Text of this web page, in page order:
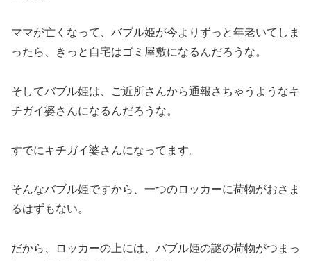
ママが亡くなって、バブル姫が今よりずっと年老いてしま
ったら、きっと自宅はゴミ屋敷になるんだろうな。
そしてバブル姫は、ご近所さんから通報さちゃうようなキ
チガイ婆さんになるんだろうな。
すでにキチガイ婆さんになってます。
そんなバブル姫ですから、一つのロッカーに荷物がおさま
るはずもない。
だから、ロッカーの上には、バブル姫の謎の荷物がつまっ